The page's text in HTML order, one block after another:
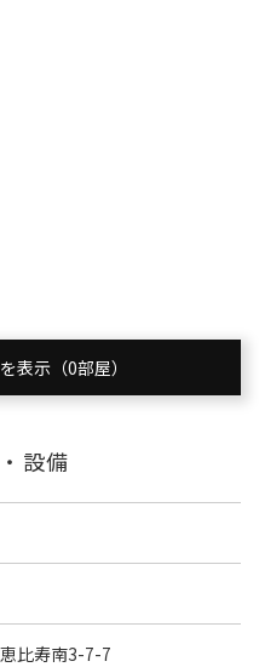
表示（0部屋）
設備
比寿南3-7-7